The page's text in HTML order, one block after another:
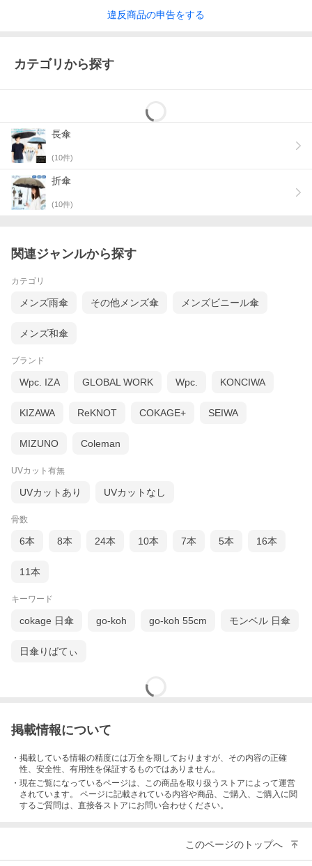
なりますが、一般財団法人カケンテストセンターの見解の通り
2.生地の特性上、光が透けて見えるとても小さな穴（ピンホー
ため僅かなピンホールは良品として販売しております。ご了承く
3. 生地に撥水加工が施してありますので、雨の日も使える晴雨兼
用タイプです。雨傘としてご使用になられた後は、乾かしてから
おしまいください。
4.ポリウレタンコーティングの性質上、尖ったものや硬いものと
の摩擦により、コーティングがはがれる恐れがあります。ご了承
ください。
■サイズ親骨：60cm×8本骨 全長：約84cm 開傘時直径：約102cm
■タイプ：晴雨兼用傘/長傘/ジャンプ傘
バー／ブラック、シルバー／ブルー、シルバー／ラベンダー、シ
■留め布タイプ：マジックテープ
骨：グラスファイバー 中棒：スチール 手元：木
■原産国：中国
■品番：LIEBEN-0104
※LIEBEN-0102リニューアル
※製品は、自転車・ベビーカー等と固定する器具に取り付けて使
用する構造になっておりません。視野の妨げ、事故・破損の原因
※商品画像はできる限り実物に近い状態になるように画像処理な
どで補正を行っておりますが、ご利用されているモニターの種
もございます。あらかじめご了承ください。
→折りたたみ傘タイプはこちら
違反商品の申告をする
カテゴリから探す
長傘
(10件)
折傘
(10件)
関連ジャンルから探す
カテゴリ
メンズ雨傘 その他メンズ傘 メンズビニール傘
メンズ和傘
ブランド
Wpc. IZA GLOBAL WORK Wpc. KONCIWA
KIZAWA ReKNOT COKAGE+ SEIWA
MIZUNO Coleman
UVカット有無
UVカットあり UVカットなし
骨数
6本 8本 24本 10本 7本 5本 16本
11本
キーワード
cokage 日傘 go-koh go-koh 55cm モンベル 日傘
日傘りばてぃ
掲載情報について
・掲載している情報の精度には万全を期しておりますが、その内容の正確
性、安全性、有用性を保証するものではありません。
・現在ご覧になっているページは、この商品を取り扱うストアによって運営
されています。 ページに記載されている内容や商品、ご購入 、ご購入に関
するご質問は、直接各ストアにお問い合わせください。
このページのトップへ